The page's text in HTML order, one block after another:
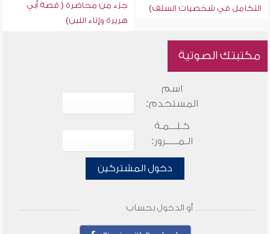
التكامل في شخصيات السلف)
جزء من محاضرة ( قصة أبي
هريرة وإناء اللبن)
مكتبتك الصوتية
اسم
المستخدم:
كـلـــمـة
الـمـــــرور:
دخول المشتركين
أو الدخول بحساب